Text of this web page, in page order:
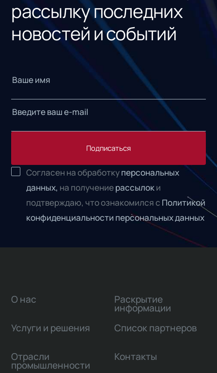
рассылку последних
новостей и событий
Подписаться
Согласен на обработкуперсональных
данных, на получениерассылоки
подтверждаю, что ознакомился с Политикой
конфиденциальности персональных данных
О нас
Услуги и решения
Отрасли
промышленности
Раскрытие
информации
Список партнеров
Контакты